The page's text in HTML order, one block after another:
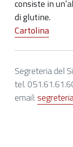
consiste in
di glutine.
Cartolina
Segreteria del
tel.
email: